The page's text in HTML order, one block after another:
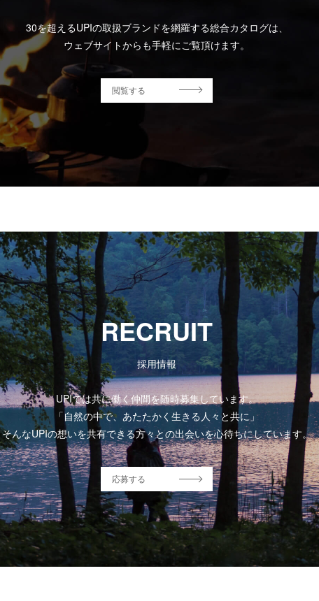
30を超えるUPIの取扱ブランドを網羅する総合カタログは、
ウェブサイトからも手軽にご覧頂けます。
閲覧する
RECRUIT
採用情報
UPIでは共に働く仲間を随時募集しています。
「自然の中で、あたたかく生きる人々と共に」
そんなUPIの想いを共有できる方々との出会いを心待ちにしています。
応募する